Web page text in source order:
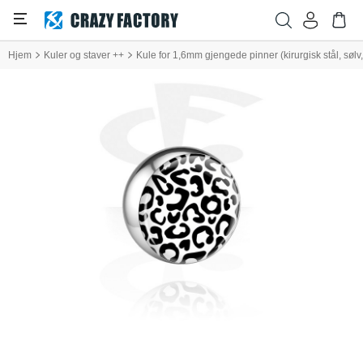
Hjem Kuler og staver ++ Kule for 1,6mm gjengede pinner (kirurgisk stål,